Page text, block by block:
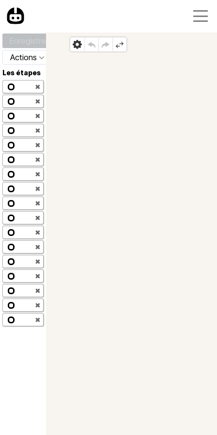
Actions
Les étapes
✖
✖
✖
✖
✖
✖
✖
✖
✖
✖
✖
✖
✖
✖
✖
✖
✖